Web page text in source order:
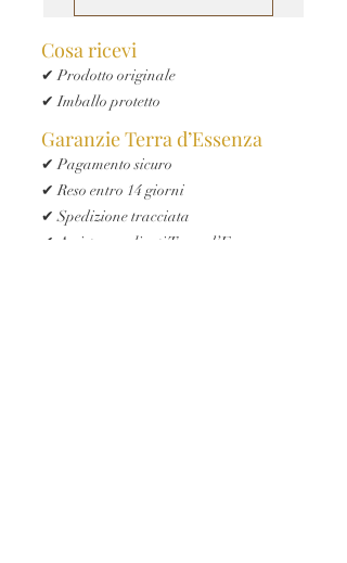
Cosa ricevi
✔ Prodotto originale
✔ Imballo protetto
Garanzie Terra d’Essenza
✔ Pagamento sicuro
✔ Reso entro 14 giorni
✔ Spedizione tracciata
✔ Assistenza clienti Terra d’Essenza